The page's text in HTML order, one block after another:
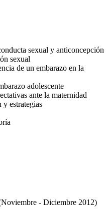
sexual y anticoncepción
sexual
de un embarazo en la
adolescente
ante la maternidad
y estrategias
- Diciembre 2012)